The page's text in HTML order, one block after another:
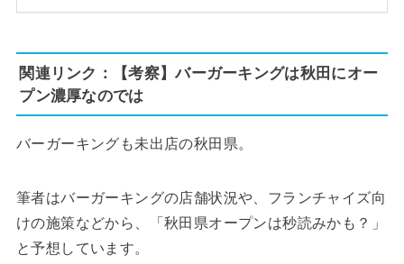
関連リンク：【考察】バーガーキングは秋田にオー
プン濃厚なのでは
バーガーキングも未出店の秋田県。
筆者はバーガーキングの店舗状況や、フランチャイズ向
けの施策などから、「秋田県オープンは秒読みかも？」
と予想しています。